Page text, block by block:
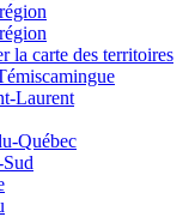
la carte des territoires
Laurent
Québec